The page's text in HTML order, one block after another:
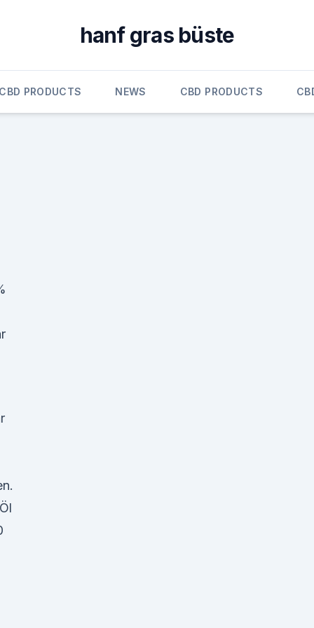
hanf gras büste
CBD PRODUCTS NEWS CBD PRODUCTS